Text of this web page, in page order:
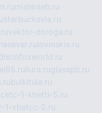
mishinlab.ru
starbucksvia.ru
vektor-doroga.ru
lovinskix.ru
liura.ruglasspb.ru
bulkitula.ru
1-xbetti-5.ru
1-xbetcc-2.ru